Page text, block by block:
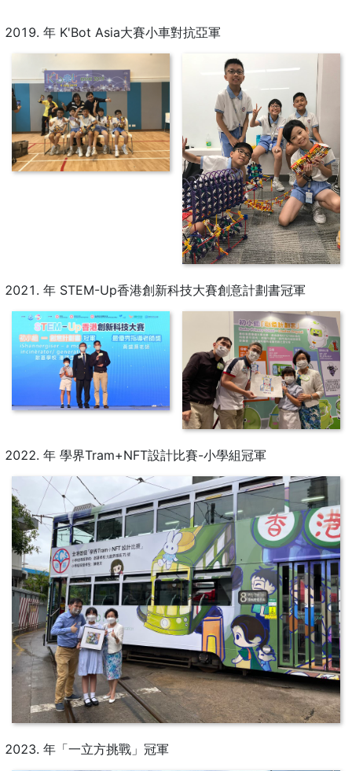
年 K'Bot Asia大賽小車對抗亞軍
年 STEM-Up香港創新科技大賽創意計劃書冠軍
年 學界Tram+NFT設計比賽-小學組冠軍
年「一立方挑戰」冠軍